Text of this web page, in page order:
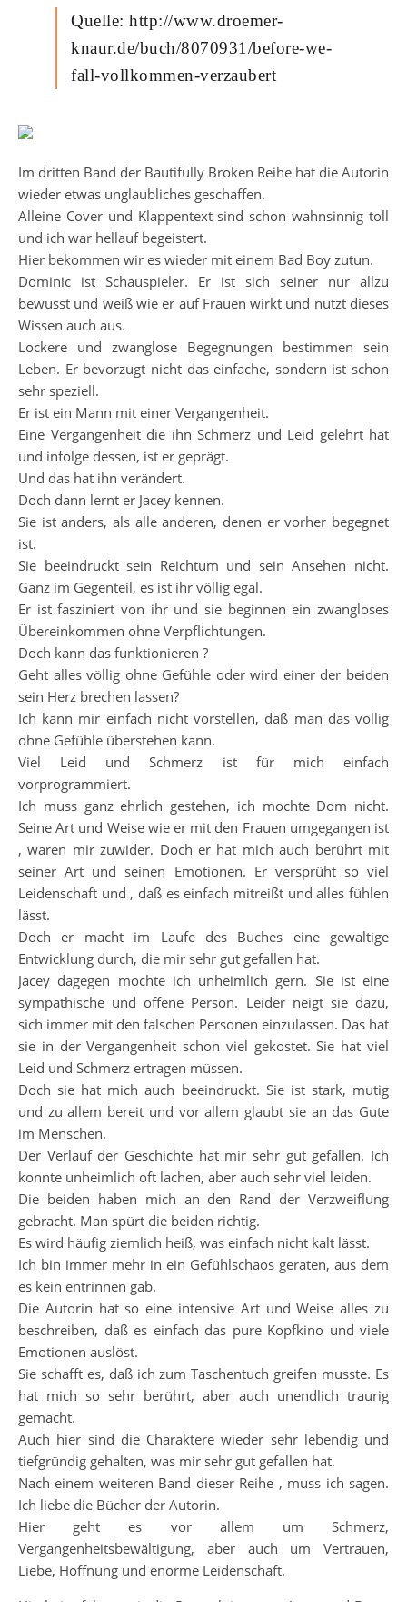
Quelle: http://www.droemer-
knaur.de/buch/8070931/before-we-
fall-vollkommen-verzaubert
Im dritten Band der Bautifully Broken Reihe hat die Autorin
wieder etwas unglaubliches geschaffen.
Alleine Cover und Klappentext sind schon wahnsinnig toll
und ich war hellauf begeistert.
Hier bekommen wir es wieder mit einem Bad Boy zutun.
Dominic ist Schauspieler. Er ist sich seiner nur allzu
bewusst und weiß wie er auf Frauen wirkt und nutzt dieses
Wissen auch aus.
Lockere und zwanglose Begegnungen bestimmen sein
Leben. Er bevorzugt nicht das einfache, sondern ist schon
sehr speziell.
Er ist ein Mann mit einer Vergangenheit.
Eine Vergangenheit die ihn Schmerz und Leid gelehrt hat
und infolge dessen, ist er geprägt.
Und das hat ihn verändert.
Doch dann lernt er Jacey kennen.
Sie ist anders, als alle anderen, denen er vorher begegnet
ist.
Sie beeindruckt sein Reichtum und sein Ansehen nicht.
Ganz im Gegenteil, es ist ihr völlig egal.
Er ist fasziniert von ihr und sie beginnen ein zwangloses
Übereinkommen ohne Verpflichtungen.
Doch kann das funktionieren ?
Geht alles völlig ohne Gefühle oder wird einer der beiden
sein Herz brechen lassen?
Ich kann mir einfach nicht vorstellen, daß man das völlig
ohne Gefühle überstehen kann.
Viel Leid und Schmerz ist für mich einfach
vorprogrammiert.
Ich muss ganz ehrlich gestehen, ich mochte Dom nicht.
Seine Art und Weise wie er mit den Frauen umgegangen ist
, waren mir zuwider. Doch er hat mich auch berührt mit
seiner Art und seinen Emotionen. Er versprüht so viel
Leidenschaft und , daß es einfach mitreißt und alles fühlen
lässt.
Doch er macht im Laufe des Buches eine gewaltige
Entwicklung durch, die mir sehr gut gefallen hat.
Jacey dagegen mochte ich unheimlich gern. Sie ist eine
sympathische und offene Person. Leider neigt sie dazu,
sich immer mit den falschen Personen einzulassen. Das hat
sie in der Vergangenheit schon viel gekostet. Sie hat viel
Leid und Schmerz ertragen müssen.
Doch sie hat mich auch beeindruckt. Sie ist stark, mutig
und zu allem bereit und vor allem glaubt sie an das Gute
im Menschen.
Der Verlauf der Geschichte hat mir sehr gut gefallen. Ich
konnte unheimlich oft lachen, aber auch sehr viel leiden.
Die beiden haben mich an den Rand der Verzweiflung
gebracht. Man spürt die beiden richtig.
Es wird häufig ziemlich heiß, was einfach nicht kalt lässt.
Ich bin immer mehr in ein Gefühlschaos geraten, aus dem
es kein entrinnen gab.
Die Autorin hat so eine intensive Art und Weise alles zu
beschreiben, daß es einfach das pure Kopfkino und viele
Emotionen auslöst.
Sie schafft es, daß ich zum Taschentuch greifen musste. Es
hat mich so sehr berührt, aber auch unendlich traurig
gemacht.
Auch hier sind die Charaktere wieder sehr lebendig und
tiefgründig gehalten, was mir sehr gut gefallen hat.
Nach einem weiteren Band dieser Reihe , muss ich sagen.
Ich liebe die Bücher der Autorin.
Hier geht es vor allem um Schmerz,
Vergangenheitsbewältigung, aber auch um Vertrauen,
Liebe, Hoffnung und enorme Leidenschaft.